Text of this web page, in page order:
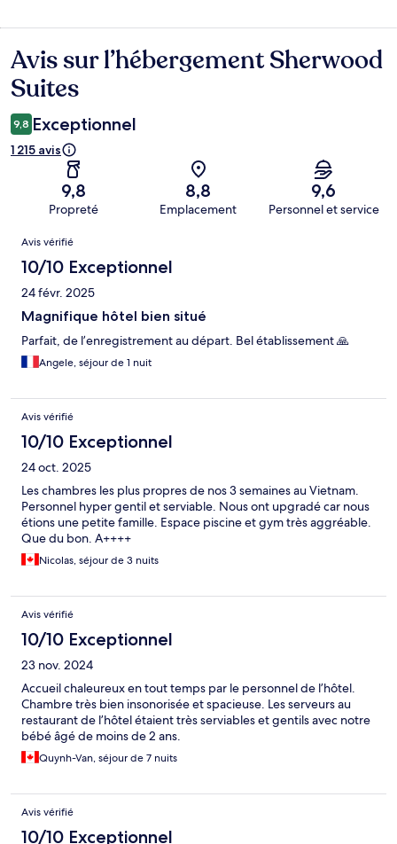
Avis
Avis sur l’hébergement Sherwood
Suites
9,8 Exceptionnel
1 215 avis
9,8
Propreté
8,8
Emplacement
9,6
Personnel et service
Avis
Avis vérifié
10/10 Exceptionnel
24 févr. 2025
Magnifique hôtel bien situé
Parfait, de l’enregistrement au départ. Bel établissement 🙏
Angele, séjour de 1 nuit
Avis vérifié
10/10 Exceptionnel
24 oct. 2025
Les chambres les plus propres de nos 3 semaines au Vietnam.
Personnel hyper gentil et serviable. Nous ont upgradé car nous
étions une petite famille. Espace piscine et gym très aggréable.
Que du bon. A++++
Nicolas, séjour de 3 nuits
Avis vérifié
10/10 Exceptionnel
23 nov. 2024
Accueil chaleureux en tout temps par le personnel de l’hôtel.
Chambre très bien insonorisée et spacieuse. Les serveurs au
restaurant de l’hôtel étaient très serviables et gentils avec notre
bébé âgé de moins de 2 ans.
Quynh-Van, séjour de 7 nuits
Avis vérifié
10/10 Exceptionnel